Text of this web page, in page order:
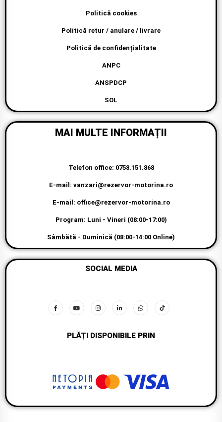
Politică cookies
Politică retur / anulare / livrare
Politică de confidențialitate
ANPC
ANSPDCP
SOL
MAI MULTE INFORMAȚII
Telefon office: 0758.151.868
E-mail: vanzari@rezervor-motorina.ro
E-mail: office@rezervor-motorina.ro
Program: Luni - Vineri (08:00-17:00)
Sâmbătă - Duminică (08:00-14:00 Online)
SOCIAL MEDIA
PLĂȚI DISPONIBILE PRIN